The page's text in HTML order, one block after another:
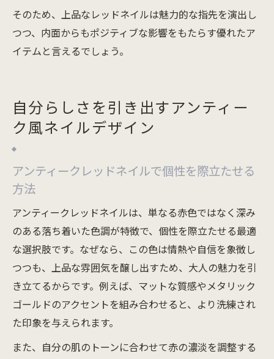
そのため、上品なレッドネイルは魅力的な指先を演出し
つつ、内面からもポジティブな影響をもたらす優れたア
イテムと言えるでしょう。
自分らしさを引き出すアンティー
ク風ネイルデザイン
アンティークレッドネイルで個性を際立たせる
方法
アンティークレッドネイルは、単なる赤色ではなく深み
のある落ち着いた色調が特徴で、個性を際立たせる最適
な選択肢です。なぜなら、この色は情熱や自信を象徴し
つつも、上品な雰囲気を醸し出すため、大人の魅力を引
き立てるからです。例えば、マットな質感やメタリック
ゴールドのアクセントを組み合わせると、より洗練され
た印象を与えられます。
また、自分の肌のトーンに合わせて赤の濃淡を調整する